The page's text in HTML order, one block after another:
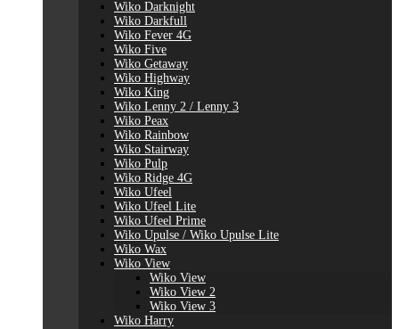
Wiko Darknight
Wiko Darkfull
Wiko Fever 4G
Wiko Five
Wiko Getaway
Wiko Highway
Wiko King
Wiko Lenny 2 / Lenny 3
Wiko Peax
Wiko Rainbow
Wiko Stairway
Wiko Pulp
Wiko Ridge 4G
Wiko Ufeel
Wiko Ufeel Lite
Wiko Ufeel Prime
Wiko Upulse / Wiko Upulse Lite
Wiko Wax
Wiko View
Wiko View
Wiko View 2
Wiko View 3
Wiko Harry